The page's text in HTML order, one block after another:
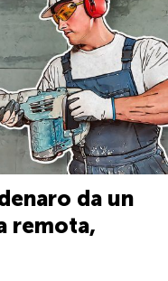
da un
remota,